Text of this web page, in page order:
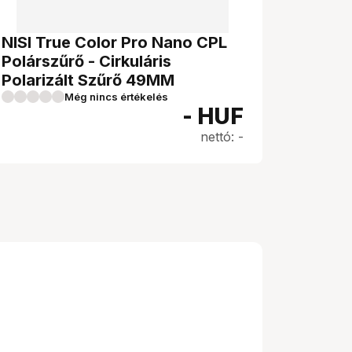
NISI True Color Pro Nano CPL
Polárszűrő - Cirkuláris
Polarizált Szűrő 49MM
Még nincs értékelés
- HUF
nettó: -